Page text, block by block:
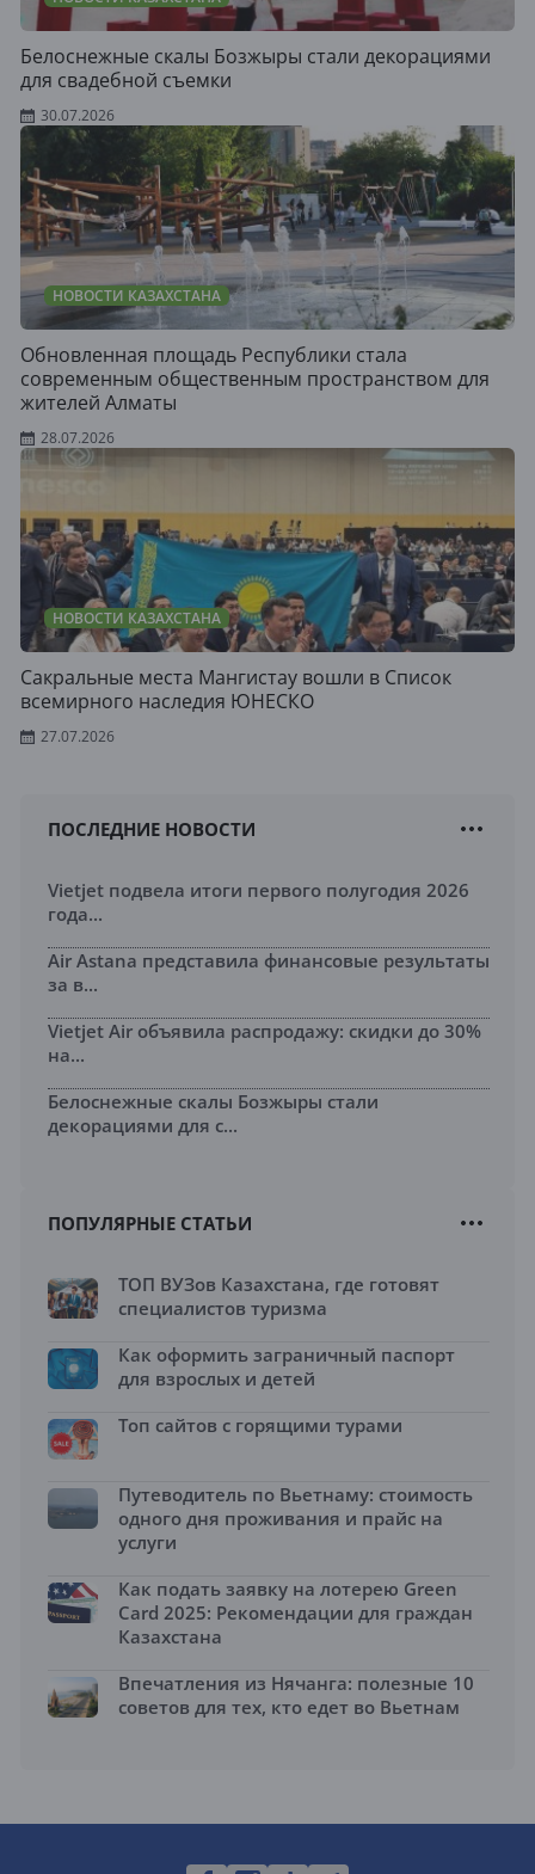
Белоснежные скалы Бозжыры стали декорациями
для свадебной съемки
30.07.2026
НОВОСТИ КАЗАХСТАНА
Обновленная площадь Республики стала
современным общественным пространством для
жителей Алматы
28.07.2026
НОВОСТИ КАЗАХСТАНА
Сакральные места Мангистау вошли в Список
всемирного наследия ЮНЕСКО
27.07.2026
ПОСЛЕДНИЕ НОВОСТИ
Vietjet подвела итоги первого полугодия 2026
года...
Air Astana представила финансовые результаты
за в...
Vietjet Air объявила распродажу: скидки до 30%
на...
Белоснежные скалы Бозжыры стали
декорациями для с...
ПОПУЛЯРНЫЕ СТАТЬИ
ТОП ВУЗов Казахстана, где готовят
специалистов туризма
Как оформить заграничный паспорт
для взрослых и детей
Топ сайтов с горящими турами
Путеводитель по Вьетнаму: стоимость
одного дня проживания и прайс на
услуги
Как подать заявку на лотерею Green
Card 2025: Рекомендации для граждан
Казахстана
Впечатления из Нячанга: полезные 10
советов для тех, кто едет во Вьетнам